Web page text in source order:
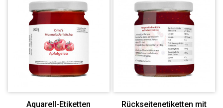
Aquarell-Etiketten
Rückseitenetiketten mit